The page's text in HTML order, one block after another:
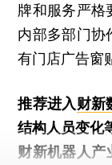
牌和服务严格
内部多部门协
有门店广告窗
推荐进入财新
结构人员变化
财新机器人产